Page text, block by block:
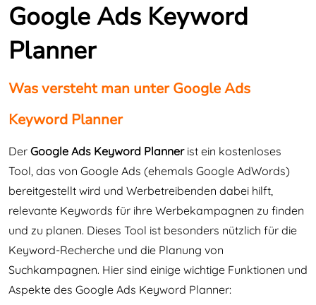
Google Ads Keyword
Planner
Was versteht man unter Google Ads
Keyword Planner
Der Google Ads Keyword Plannerist ein kostenloses
Tool, das von Google Ads (ehemals Google AdWords)
bereitgestellt wird und Werbetreibenden dabei hilft,
relevante Keywords für ihre Werbekampagnen zu finden
und zu planen. Dieses Tool ist besonders nützlich für die
Keyword-Recherche und die Planung von
Suchkampagnen. Hier sind einige wichtige Funktionen und
Aspekte des Google Ads Keyword Planner: